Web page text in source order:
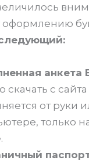
анкета
скачать с сайта
от руки
только